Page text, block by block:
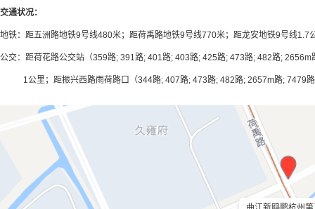
交通状况：
地铁：距五洲路地铁9号线480米；距荷禹路地铁9号线770米；距龙安地铁9号线1.7
公交：距荷花路公交站（359路; 391路; 401路; 403路; 425路; 473路; 482路;
1公里；距振兴西路雨荷路口（344路; 407路; 473路; 482路; 2657m路; 7479